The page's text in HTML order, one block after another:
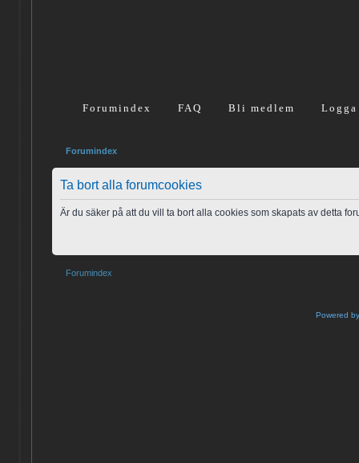
Forumindex FAQ Bli medlem
Forumindex
Ta bort alla forumcookies
Är du säker på att du vill ta bort alla cookies som skapats av detta
Forumindex
Powered